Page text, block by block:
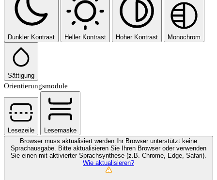
Dunkler Kontrast Heller Kontrast Hoher Kontrast Monochrom
Sättigung
Orientierungsmodule
Lesezeile
Lesemaske
Browser muss aktualisiert werden
Ihr Browser unterstützt keine
Sprachausgabe. Bitte aktualisieren Sie Ihren Browser oder verwenden
Sie einen mit aktivierter Sprachsynthese (z.B. Chrome, Edge, Safari).
Wie aktualisieren?